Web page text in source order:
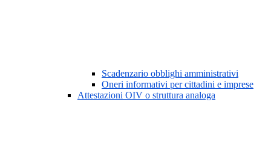
Scadenzario obblighi amministrativi
Oneri informativi per cittadini e imprese
Attestazioni OIV o struttura analoga